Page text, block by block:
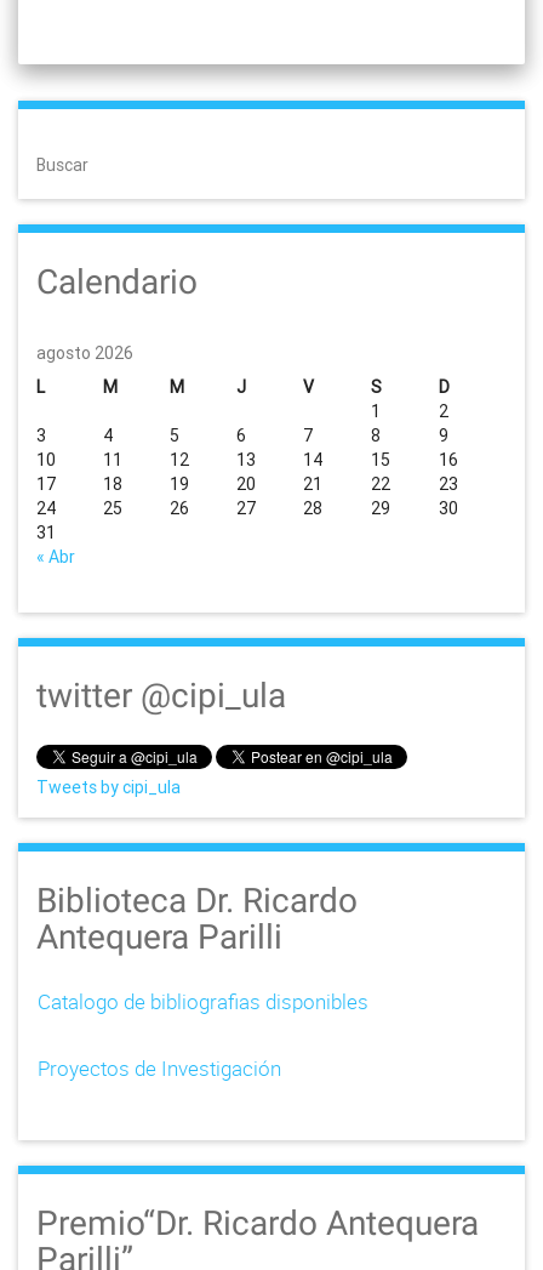
Buscar
Calendario
agosto 2026
L
M M J V S D
« Abr
1
2
3
4 5 6 7 8
9
10
11 12 13 14 15
16
17
18 19 20 21 22
23
24
25 26 27 28 29
30
31
twitter @cipi_ula
Tweets by cipi_ula
Biblioteca Dr. Ricardo
Antequera Parilli
Catalogo de bibliografias disponibles
Proyectos de Investigación
Premio“Dr. Ricardo Antequera
Parilli”